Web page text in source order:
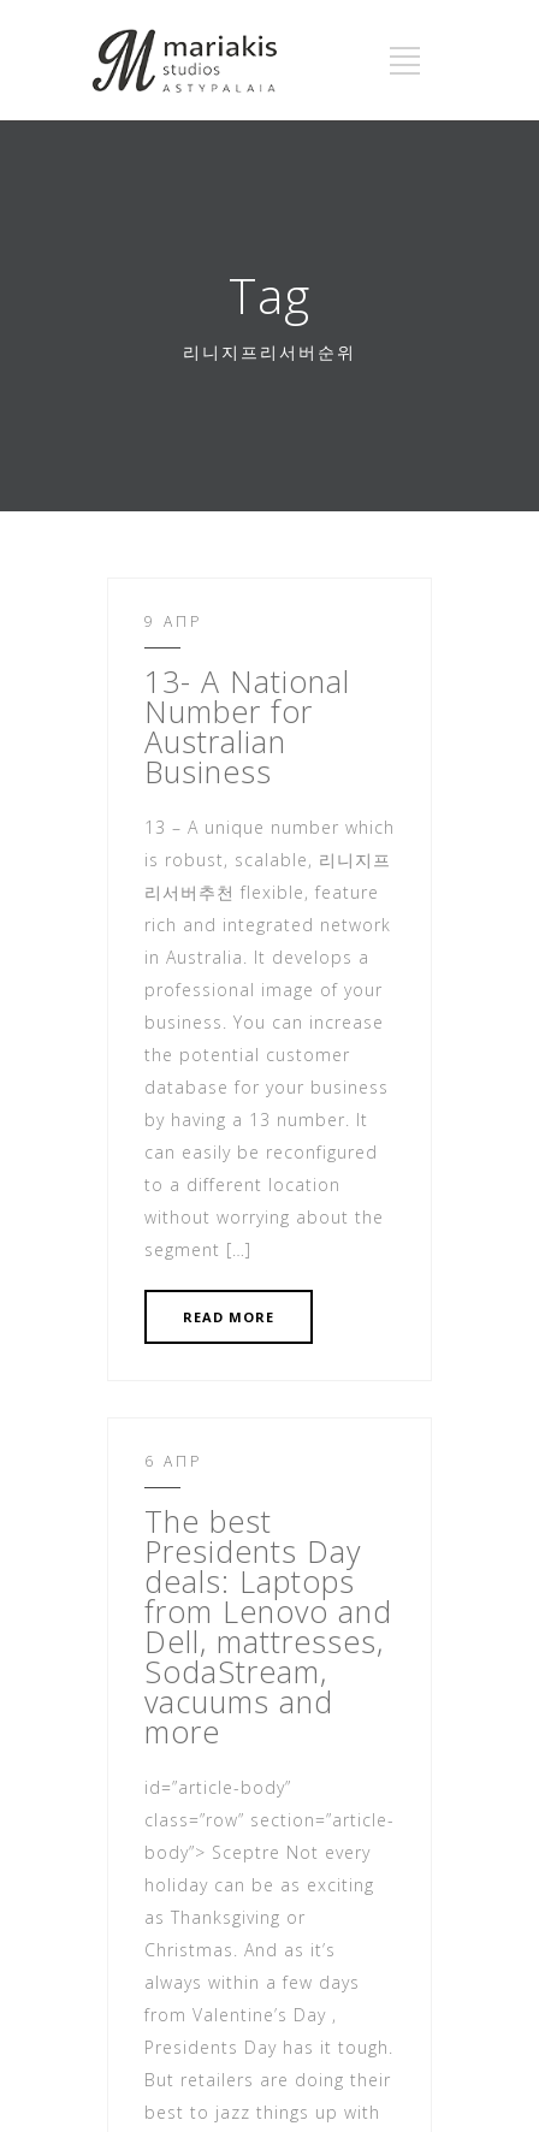
Tag
리니지프리서버순위
9 ΑΠΡ
13- A National
Number for
Australian
Business
13 – A unique number which
is robust, scalable, 리니지프
리서버추천 flexible, feature
rich and integrated network
in Australia. It develops a
professional image of your
business. You can increase
the potential customer
database for your business
by having a 13 number. It
can easily be reconfigured
to a different location
without worrying about the
segment […]
READ MORE
6 ΑΠΡ
The best
Presidents Day
deals: Laptops
from Lenovo and
Dell, mattresses,
SodaStream,
vacuums and
more
id=”article-body”
class=”row” section=”article-
body”> Sceptre Not every
holiday can be as exciting
as Thanksgiving or
Christmas. And as it’s
always within a few days
from Valentine’s Day ,
Presidents Day has it tough.
But retailers are doing their
best to jazz things up with